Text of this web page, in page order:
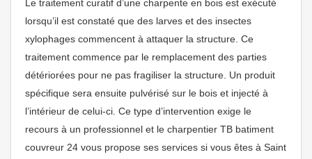
Le traitement curatif d’une charpente en bois est exécuté
lorsqu’il est constaté que des larves et des insectes
xylophages commencent à attaquer la structure. Ce
traitement commence par le remplacement des parties
détériorées pour ne pas fragiliser la structure. Un produit
spécifique sera ensuite pulvérisé sur le bois et injecté à
l’intérieur de celui-ci. Ce type d’intervention exige le
recours à un professionnel et le charpentier TB batiment
couvreur 24 vous propose ses services si vous êtes à Saint